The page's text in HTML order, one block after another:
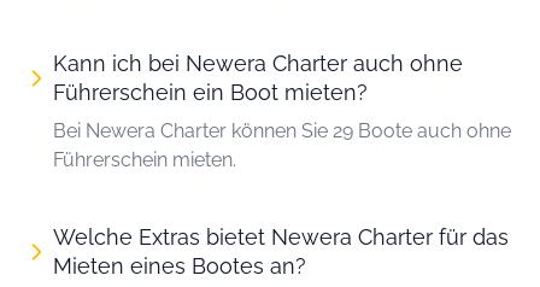
Kann ich bei Newera Charter auch ohne
Führerschein ein Boot mieten?
Bei Newera Charter können Sie 29 Boote auch ohne
Führerschein mieten.
Welche Extras bietet Newera Charter für das
Mieten eines Bootes an?